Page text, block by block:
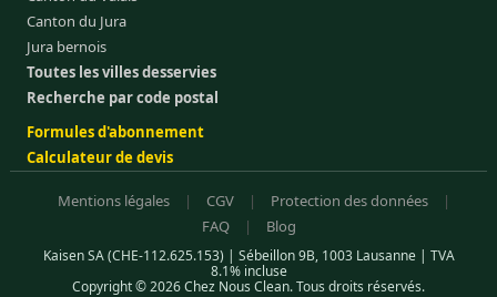
Canton du Jura
Jura bernois
Toutes les villes desservies
Recherche par code postal
Formules d'abonnement
Calculateur de devis
Mentions légales | CGV | Protection des données
|
FAQ
| Blog
Kaisen SA (CHE-112.625.153) | Sébeillon 9B, 1003 Lausanne | TVA
8.1% incluse
Copyright © 2026 Chez Nous Clean. Tous droits réservés.